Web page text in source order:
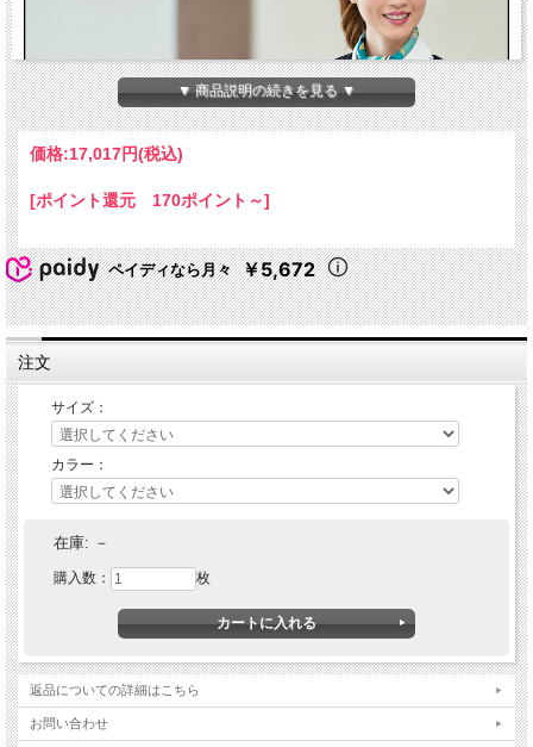
★ 関連シリーズを全て見る
▼ 商品説明の続きを見る ▼
価格:17,017円(税込)
[ポイント還元 170ポイント～]
ペイディなら月々 ￥5,672
注文
サイズ：
カラー：
在庫: －
購入数： 枚
返品についての詳細はこちら
お問い合わせ